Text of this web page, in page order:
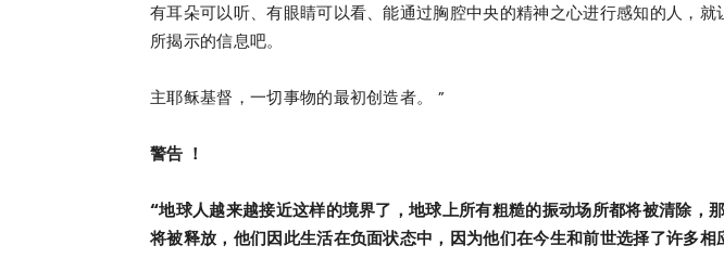
有耳朵可以听、有眼睛可以看、能通过胸腔中央的精神之心进行感知的人，就
所揭示的信息吧。
主耶稣基督，一切事物的最初创造者。 ”
警告 ！
“地球人越来越接近这样的境界了，地球上所有粗糙的振动场所都将被清除，
将被释放，他们因此生活在负面状态中，因为他们在今生和前世选择了许多相